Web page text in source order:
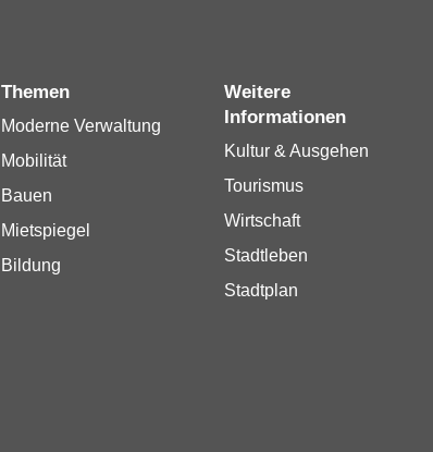
Themen
Moderne Verwaltung
Mobilität
Bauen
Mietspiegel
Bildung
Weitere
Informationen
Kultur & Ausgehen
Tourismus
Wirtschaft
Stadtleben
Stadtplan